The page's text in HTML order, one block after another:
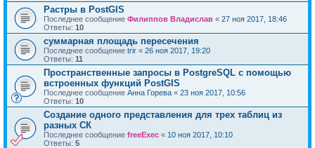
Растры в PostGIS
Последнее сообщение Филиппов Владислав « 27 ноя 2017, 18:46
Ответы: 10
суммарная площадь пересечения
Последнее сообщение trir « 26 ноя 2017, 19:20
Ответы: 11
Пространственные запросы в PostgreSQL с помощью
встроенных функций PostGIS
Последнее сообщение Анна Горева « 23 ноя 2017, 10:56
Ответы: 10
Создание одного представления для трех таблиц из
разных СК
Последнее сообщение freeExec « 10 ноя 2017, 10:10
Ответы: 5